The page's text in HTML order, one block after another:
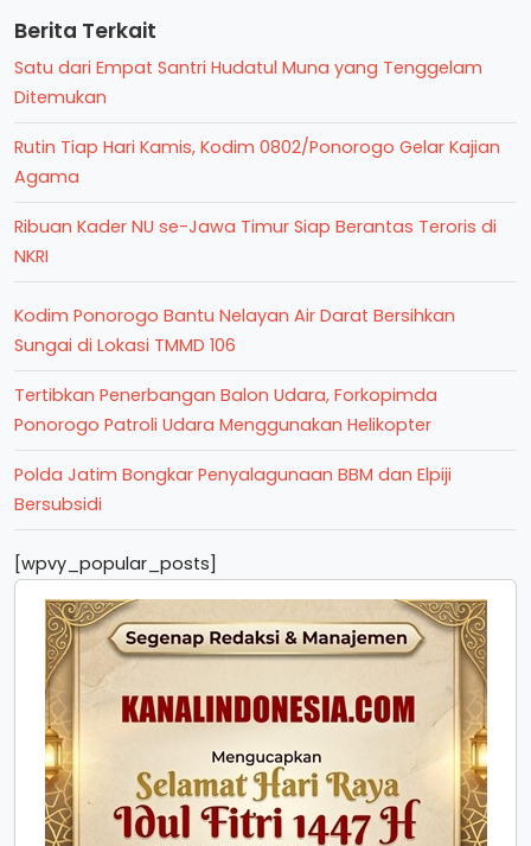
Berita Terkait
Satu dari Empat Santri Hudatul Muna yang Tenggelam
Ditemukan
Rutin Tiap Hari Kamis, Kodim 0802/Ponorogo Gelar Kajian
Agama
Ribuan Kader NU se-Jawa Timur Siap Berantas Teroris di
NKRI
Kodim Ponorogo Bantu Nelayan Air Darat Bersihkan
Sungai di Lokasi TMMD 106
Tertibkan Penerbangan Balon Udara, Forkopimda
Ponorogo Patroli Udara Menggunakan Helikopter
Polda Jatim Bongkar Penyalagunaan BBM dan Elpiji
Bersubsidi
[wpvy_popular_posts]